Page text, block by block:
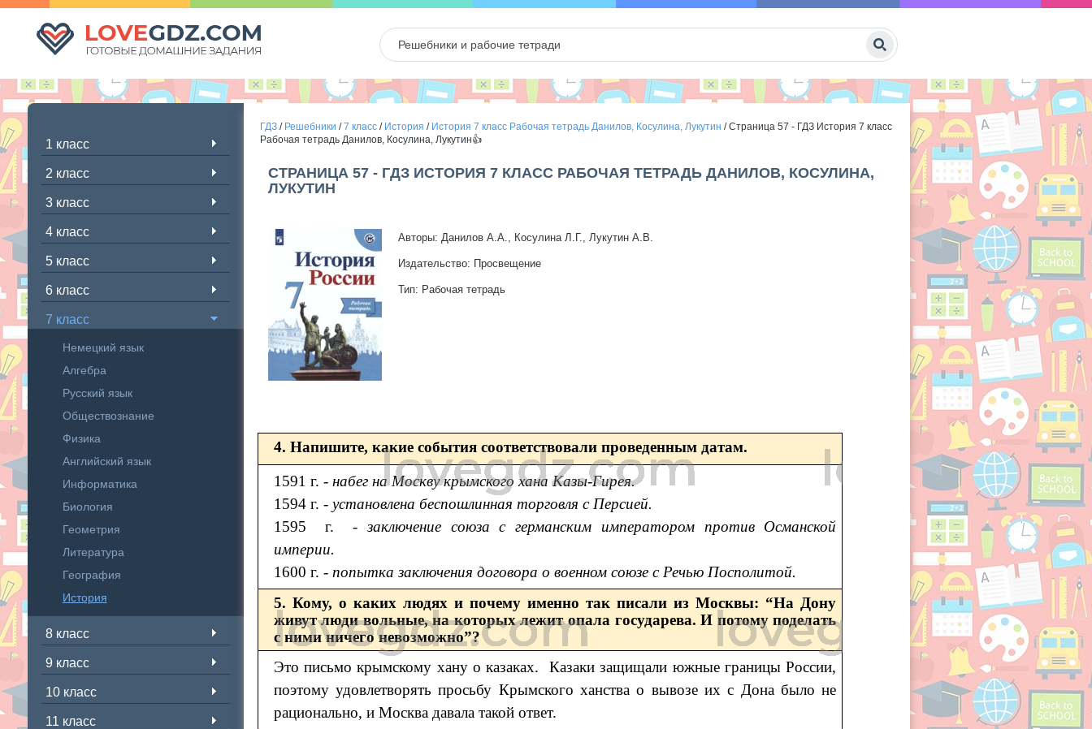
1 класс
2 класс
3 класс
4 класс
5 класс
6 класс
7 класс
Немецкий язык
Алгебра
Русский язык
Обществознание
Физика
Английский язык
Информатика
Биология
Геометрия
Литература
География
История
8 класс
9 класс
10 класс
11 класс
ГДЗ/ Решебники /7 класс/ История / История 7 класс Рабочая тетрадь Данилов, Косулина, Лукутин /Страница 57 - ГДЗ История 7 класс
Рабочая тетрадь Данилов, Косулина, Лукутин👍
СТРАНИЦА 57 - ГДЗ ИСТОРИЯ 7 КЛАСС РАБОЧАЯ ТЕТРАДЬ ДАНИЛОВ, КОСУЛИНА,
ЛУКУТИН
Авторы: Данилов А.А., Косулина Л.Г., Лукутин А.В.
Издательство: Просвещение
Тип: Рабочая тетрадь
4. Напишите, какие события соответствовали проведенным датам.
1591 г. - набег на Москву крымского хана Казы-Гирея.
1594 г. - установлена беспошлинная торговля с Персией.
1595 г. -заключение союза с германским императором против Османской
империи.
1600 г. - попытка заключения договора о военном союзе с Речью Посполитой.
5. Кому, о каких людях и почему именно так писали из Москвы: “На Дону
живут люди вольные, на которых лежит опала государева. И потому поделать
с ними ничего невозможно”?
Это письмо крымскому хану о казаках. Казаки защищали южные границы России,
поэтому удовлетворять просьбу Крымского ханства о вывозе их с Дона было не
рационально, и Москва давала такой ответ.